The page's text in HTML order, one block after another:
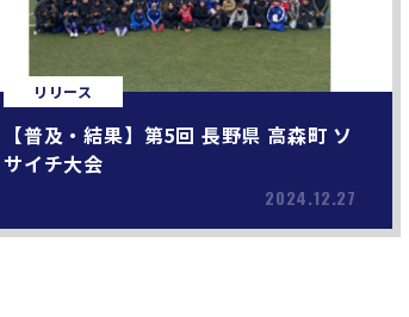
リリース
【普及・結果】第5回 長野県 高森町 ソ
サイチ大会
2024.12.27